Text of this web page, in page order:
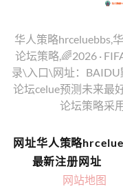
华人策略hrceluebbs,
论坛策略,🌈2026 ·
录\入口\网址：BAIDU
论坛celue预测未来最
论坛策略采
网址华人策略
最新注册网址
网站地图